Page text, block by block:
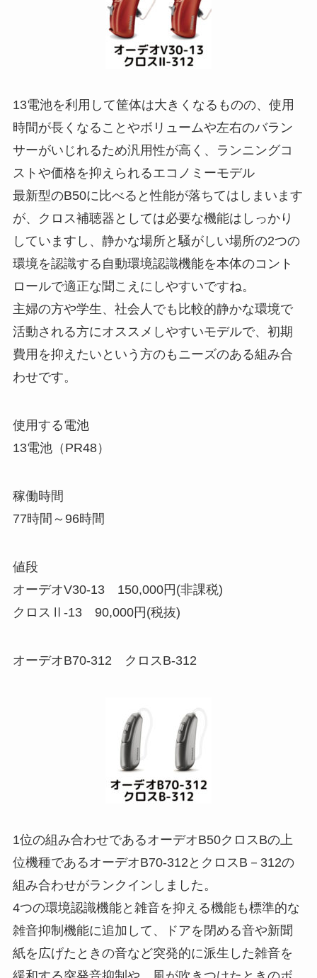
13電池を利用して筐体は大きくなるものの、使用
時間が長くなることやボリュームや左右のバラン
サーがいじれるため汎用性が高く、ランニングコ
ストや価格を抑えられるエコノミーモデル
最新型のB50に比べると性能が落ちてはしまいます
が、クロス補聴器としては必要な機能はしっかり
していますし、静かな場所と騒がしい場所の2つの
環境を認識する自動環境認識機能を本体のコント
ロールで適正な聞こえにしやすいですね。
主婦の方や学生、社会人でも比較的静かな環境で
活動される方にオススメしやすいモデルで、初期
費用を抑えたいという方のもニーズのある組み合
わせです。
使用する電池
13電池（PR48）
稼働時間
77時間～96時間
値段
オーデオV30-13 150,000円(非課税)
クロスⅡ-13 90,000円(税抜)
オーデオB70-312 クロスB-312
1位の組み合わせであるオーデオB50クロスBの上
位機種であるオーデオB70-312とクロスB－312の
組み合わせがランクインしました。
4つの環境認識機能と雑音を抑える機能も標準的な
雑音抑制機能に追加して、ドアを閉める音や新聞
紙を広げたときの音など突発的に派生した雑音を